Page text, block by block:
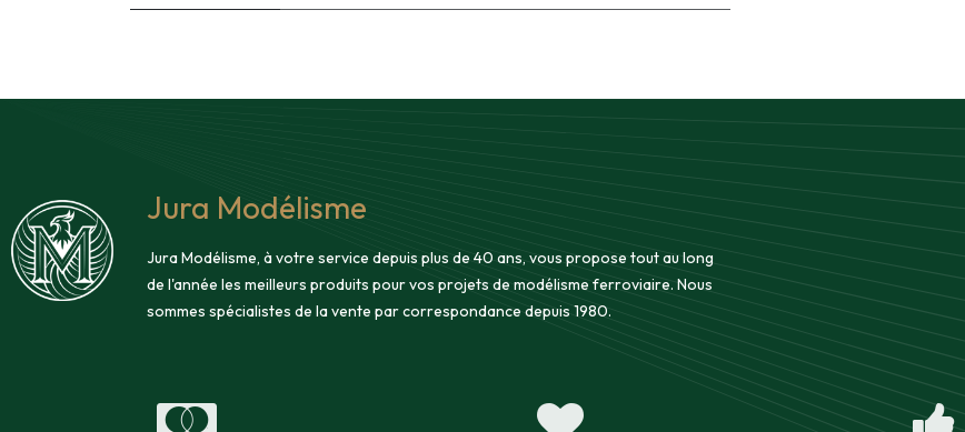
Jura Modélisme
Jura Modélisme, à votre service depuis plus de 40 ans, vous propose tout au long
de l'année les meilleurs produits pour vos projets de modélisme ferroviaire. Nous
sommes spécialistes de la vente par correspondance depuis 1980.